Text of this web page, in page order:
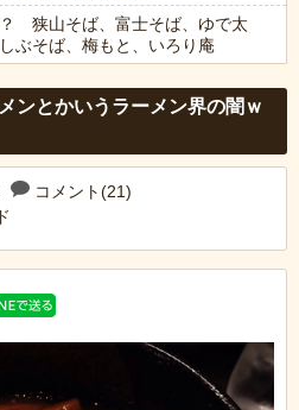
狭山そば、富士そば、ゆで太
ぶそば、梅もと、いろり庵
ンとかいうラーメン界の闇ｗ
コメント(21)